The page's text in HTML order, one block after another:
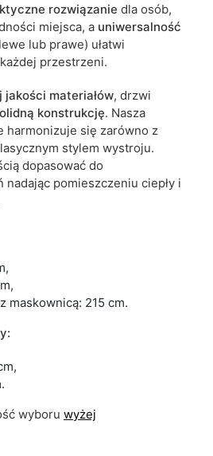
rozwiązanie dla osób,
miejsca, a uniwersalność
lub prawe) ułatwi
przestrzeni.
jakości materiałów, drzwi
konstrukcję. Nasza
harmonizuje się zarówno z
stylem wystroju.
dopasować do
pomieszczeniu ciepły i
maskownicą: 215 cm.
wyboru wyżej